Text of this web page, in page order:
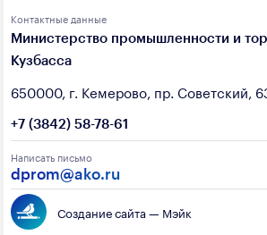
Контактные данные
Министерство промышленности и
Кузбасса
650000, г. Кемерово, пр. Советский,
+7 (3842) 58-78-61
Написать письмо
dprom@ako.ru
Создание сайта — Мэйк